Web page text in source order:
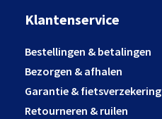
Klantenservice
Bestellingen & betalingen
Bezorgen & afhalen
Garantie & fietsverzekering
Retourneren & ruilen